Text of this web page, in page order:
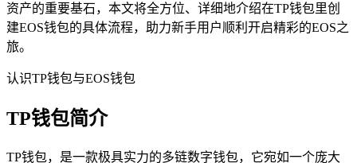
资产的重要基石，本文将全方位、详细地介绍在TP钱包里创
建EOS钱包的具体流程，助力新手用户顺利开启精彩的EOS之
旅。
认识TP钱包与EOS钱包
TP钱包简介
TP钱包，是一款极具实力的多链数字钱包，它宛如一个庞大